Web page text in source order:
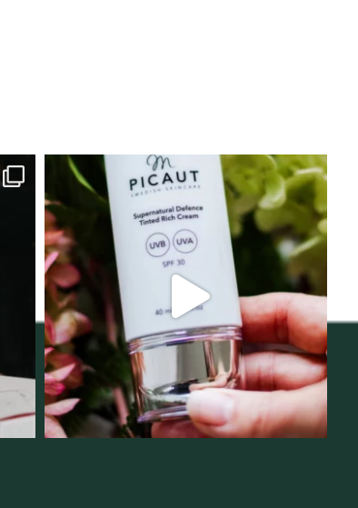
Njut av solens härliga strålar men
skydda dig
...
12